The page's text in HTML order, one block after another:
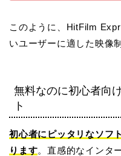
このように、HitFilm
いユーザーに適した映像
無料なのに初心者向
ト
初心者にピッタリなソフ
ります。直感的なインタ